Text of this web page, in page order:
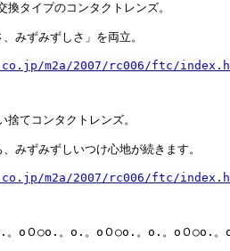
タイプのコンタクトレンズ。
みずみずしさ」を両立。
m2a/2007/rc006/ftc/
てコンタクトレンズ。
みずみずしいつけ心地が続きます。
m2a/2007/rc006/ftc/
oＯ○o.。o.。oＯ○o.。o.。oＯ○o.。